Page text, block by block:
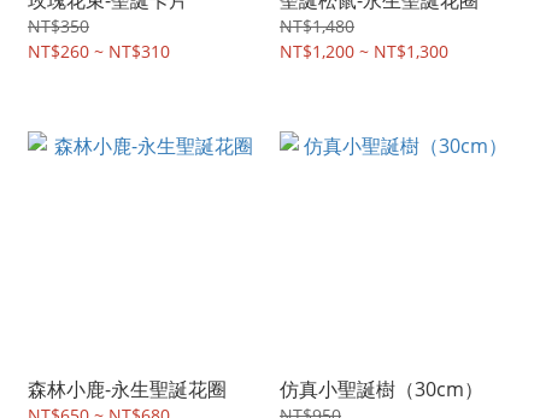
NT$350
NT$260 ~ NT$310
NT$1,480
NT$1,200 ~ NT$1,300
森林小鹿-永生聖誕花圈 仿真小聖誕樹（30cm）